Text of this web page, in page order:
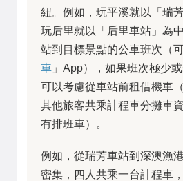
紐。例如，玩平溪就以「瑞
玩后里就以「后里車站」為
站到目標景點的公車班次（可
車 」App），如果班次極少
可以考慮從車站前租借機車
其他旅客共乘計程車分攤車
有排班車）。
例如，從瑞芳車站到深澳漁
密集，四人共乘一台計程車